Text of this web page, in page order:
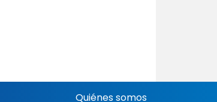
Quiénes somos